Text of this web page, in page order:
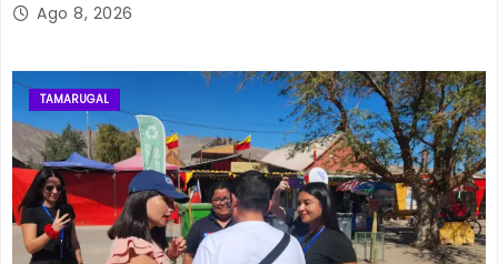
Ago 8, 2026
TAMARUGAL